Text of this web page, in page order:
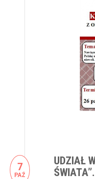
7
PAŹ
UDZIAŁ
ŚWIATA”.